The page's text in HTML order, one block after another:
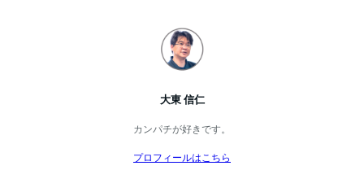
大東 信仁
カンパチが好きです。
プロフィールはこちら